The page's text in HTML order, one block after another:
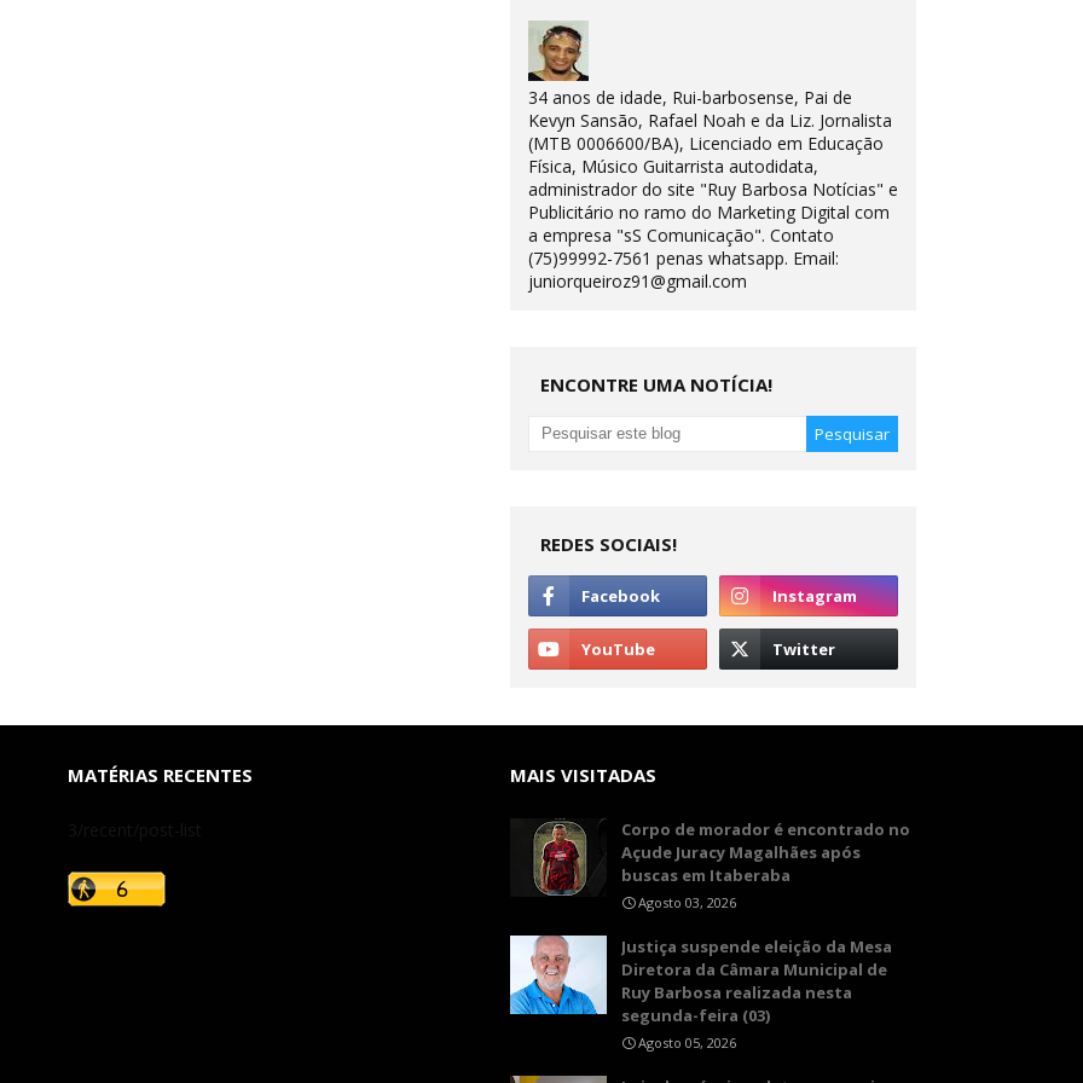
34 anos de idade, Rui-barbosense, Pai de
Kevyn Sansão, Rafael Noah e da Liz. Jornalista
(MTB 0006600/BA), Licenciado em Educação
Física, Músico Guitarrista autodidata,
administrador do site "Ruy Barbosa Notícias" e
Publicitário no ramo do Marketing Digital com
a empresa "sS Comunicação". Contato
(75)99992-7561 penas whatsapp. Email:
juniorqueiroz91@gmail.com
ENCONTRE UMA NOTÍCIA!
REDES SOCIAIS!
MATÉRIAS RECENTES
3/recent/post-list
MAIS VISITADAS
Corpo de morador é encontrado no
Açude Juracy Magalhães após
buscas em Itaberaba
Agosto 03, 2026
​Justiça suspende eleição da Mesa
Diretora da Câmara Municipal de
Ruy Barbosa realizada nesta
segunda-feira (03)
Agosto 05, 2026